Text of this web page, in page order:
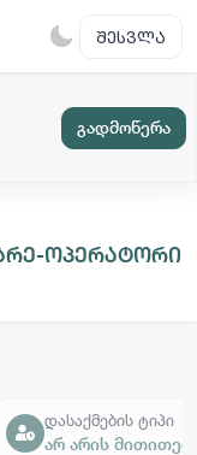
ᲨᲔᲡᲕᲚᲐ
გადმოწერა
ოპერატორი
დასაქმების ტიპი
არ არის